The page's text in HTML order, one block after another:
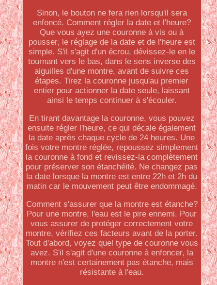
Sinon, le bouton ne fera rien lorsqu'il sera
enfoncé. Comment régler la date et l'heure?
Que vous ayez une couronne à vis ou à
pousser, le réglage de la date et de l'heure est
simple. S'il s'agit d'un écrou, dévissez-le en le
tournant vers le bas, dans le sens inverse des
aiguilles d'une montre, avant de suivre ces
étapes. Tirez la couronne jusqu'au premier
entier pour actionner la date seule, laissant
ainsi le temps continuer à s'écouler.
En tirant davantage la couronne, vous pouvez
ensuite régler l'heure, ce qui décale également
la date après chaque cycle de 24 heures. Une
fois votre montre réglée, repoussez simplement
la couronne à fond et revissez-la complètement
pour préserver son étanchéité. Ne changez pas
la date lorsque la montre est entre 22h et 2h du
matin car le mouvement peut être endommagé.
Comment s'assurer que la montre est étanche?
Pour une montre, l'eau est le pire ennemi. Pour
vous assurer de protéger correctement votre
montre, vérifiez ces facteurs avant de la porter.
Tout d'abord, voyez quel type de couronne vous
avez. S'il s'agit d'une couronne à enfoncer, la
montre n'est certainement pas étanche, mais
résistante à l'eau.